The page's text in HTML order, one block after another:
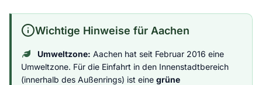
Wichtige Hinweise für Aachen
Umweltzone: Aachen hat seit Februar 2016 eine
Umweltzone. Für die Einfahrt in den Innenstadtbereich
(innerhalb des Außenrings) ist eine grüne